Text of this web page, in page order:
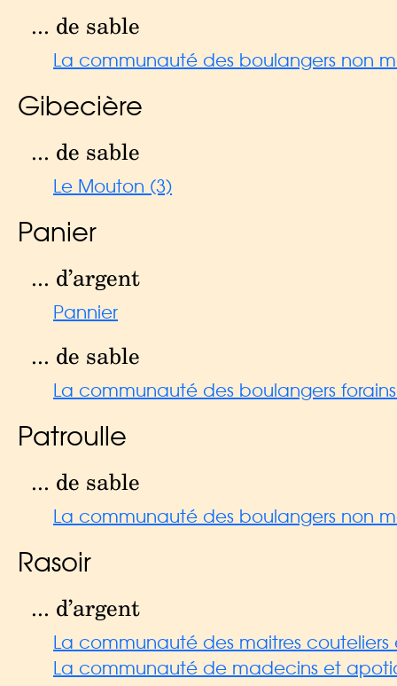
... de sable
La communauté des boulangers non
Gibecière
... de sable
Le Mouton (3)
Panier
... d’argent
Pannier
... de sable
La communauté des boulangers
Patroulle
... de sable
La communauté des boulangers non
Rasoir
... d’argent
La communauté des maitres
La communauté de madecins et